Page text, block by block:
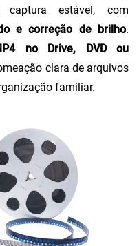
captura estável, com
e correção de brilho.
no Drive, DVD ou
clara de arquivos
familiar.